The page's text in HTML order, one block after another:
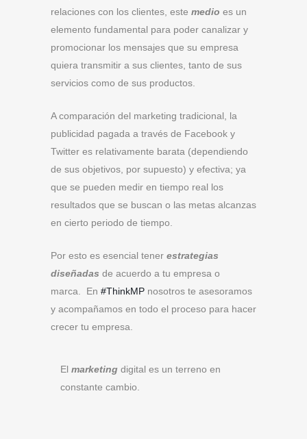
relaciones con los clientes, este medio es un
elemento fundamental para poder canalizar y
promocionar los mensajes que su empresa
quiera transmitir a sus clientes, tanto de sus
servicios como de sus productos.
A comparación del marketing tradicional, la
publicidad pagada a través de Facebook y
Twitter es relativamente barata (dependiendo
de sus objetivos, por supuesto) y efectiva; ya
que se pueden medir en tiempo real los
resultados que se buscan o las metas alcanzas
en cierto periodo de tiempo.
Por esto es esencial tener estrategias
diseñadas de acuerdo a tu empresa o
marca. En #ThinkMP nosotros te asesoramos
y acompañamos en todo el proceso para hacer
crecer tu empresa.
El marketing digital es un terreno en
constante cambio.